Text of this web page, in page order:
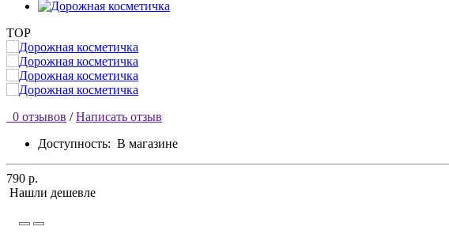
TOP
0 отзывов / Написать отзыв
Доступность: В магазине
790 р.
Нашли дешевле